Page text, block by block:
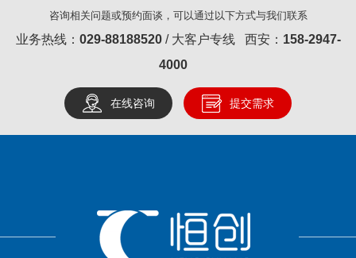
咨询相关问题或预约面谈，可以通过以下方式与我们联系
业务热线： 029-88188520/ 大客户专线 西安： 158-2947-
4000
在线咨询 提交需求